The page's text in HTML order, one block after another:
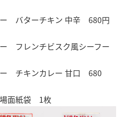
バターチキン 中辛 680円
フレンチビスク風シーフー
チキンカレー 甘口 680
面紙袋 1枚